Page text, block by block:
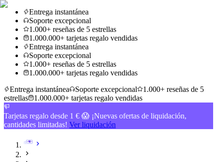
Entrega instantánea
Soporte excepcional
1.000+ reseñas de 5 estrellas
1.000.000+ tarjetas regalo vendidas
Entrega instantánea
Soporte excepcional
1.000+ reseñas de 5 estrellas
1.000.000+ tarjetas regalo vendidas
Entrega instantánea
Soporte excepcional
1.000+ reseñas de 5
estrellas
1.000.000+ tarjetas regalo vendidas
Tarjetas regalo desde 1 € 😱 ¡Nuevas ofertas de liquidación,
cantidades limitadas! Ver liquidación